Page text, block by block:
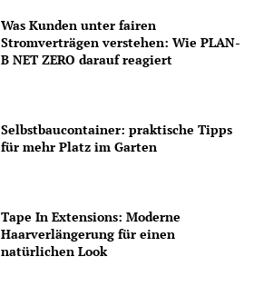
Was Kunden unter fairen
Stromverträgen verstehen: Wie PLAN-
B NET ZERO darauf reagiert
Selbstbaucontainer: praktische Tipps
für mehr Platz im Garten
Tape In Extensions: Moderne
Haarverlängerung für einen
natürlichen Look